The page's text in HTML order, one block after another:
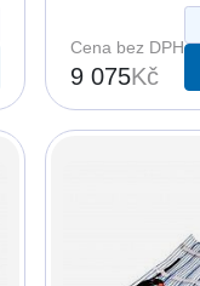
Cena bez DPH
9 075Kč